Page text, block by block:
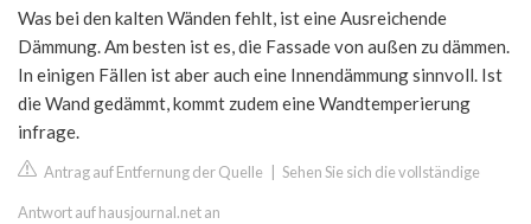
Was bei den kalten Wänden fehlt, ist eine Ausreichende
Dämmung. Am besten ist es, die Fassade von außen zu dämmen.
In einigen Fällen ist aber auch eine Innendämmung sinnvoll. Ist
die Wand gedämmt, kommt zudem eine Wandtemperierung
infrage.
Antrag auf Entfernung der Quelle Sehen Sie sich die vollständige
Antwort auf hausjournal.net an